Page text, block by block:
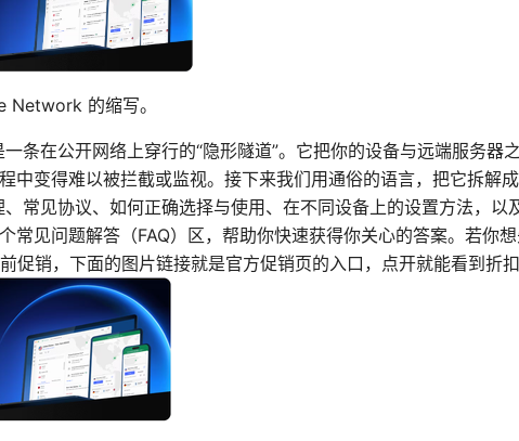
的缩写。
条在公开网络上穿行的“隐形隧道”。它把你的设备与远端服务器
中变得难以被拦截或监视。接下来我们用通俗的语言，把它拆解
常见协议、如何正确选择与使用、在不同设备上的设置方法，以
常见问题解答（FAQ）区，帮助你快速获得你关心的答案。若你
促销，下面的图片链接就是官方促销页的入口，点开就能看到折